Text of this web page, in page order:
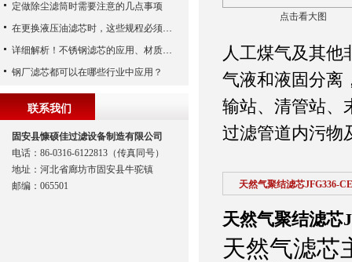
点击看大图
人工煤气及其他
气液和液固分离
输站、清管站、
过滤管道内污物
天然气聚结滤芯JFG336-
天然气聚结滤芯
天然气滤芯
定做除尘滤筒时需要注意的几点事项
在更换液压油滤芯时，这些规程必须遵守
详细解析！不锈钢滤芯的应用、材质以及使用特点
钢厂滤芯都可以在哪些行业中应用？
联系我们
固安县慷硕佳过滤设备制造有限公司
电话：86-0316-6122813（传真同号）
地址：河北省廊坊市固安县牛驼镇
邮编：065501